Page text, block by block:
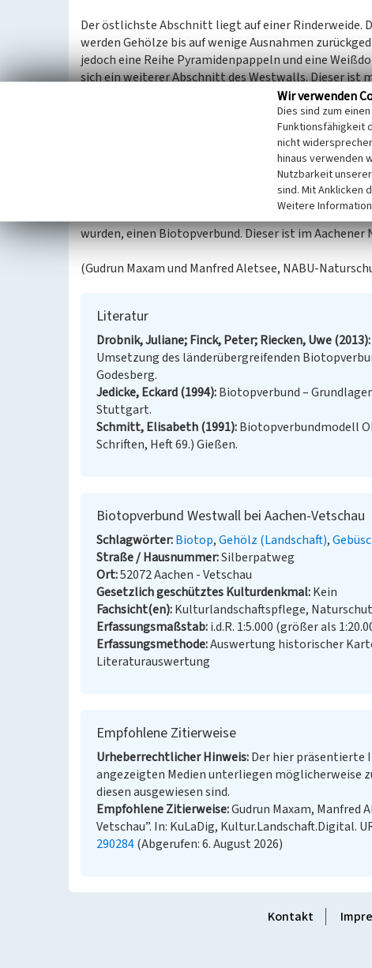
Der östlichste Abschnitt liegt auf einer Rinderweide.
werden Gehölze bis auf wenige Ausnahmen
jedoch eine Reihe Pyramidenpappeln und eine
sich ein weiterer Abschnitt des Westwalls. Dieser ist
Höckerlinie kaum sichtbar ist und von weitem als
zahlreichen Hainbuchen stocken hier auch Fichten,
Zwischen Vetschauer Weg und Autobahn verläuft
in südwestliche Richtung. Dieser rund 550 Meter
wurden, einen Biotopverbund. Dieser ist im Aachener
(Gudrun Maxam und Manfred Aletsee, NABU-
Literatur
Drobnik, Juliane; Finck, Peter; Riecken, Uwe (2013)
Umsetzung des länderübergreifenden
Godesberg.
Jedicke, Eckard (1994) Biotopverbund –
Stuttgart.
Schmitt, Elisabeth (1991) Biotopverbundmodell
Schriften, Heft 69.) Gießen.
Biotopverbund Westwall bei Aachen-Vetschau
Schlagwörter Biotop Gehölz (Landschaft)
Straße / Hausnummer Silberpatweg
Ort 52072 Aachen - Vetschau
Gesetzlich geschütztes Kulturdenkmal Kein
Fachsicht(en) Kulturlandschaftspflege,
Erfassungsmaßstab i.d.R. 1:5.000 (größer als
Erfassungsmethode Auswertung historischer
Literaturauswertung
Empfohlene Zitierweise
Urheberrechtlicher Hinweis Der hier präsentierte
angezeigten Medien unterliegen möglicherweise
diesen ausgewiesen sind.
Empfohlene Zitierweise Gudrun Maxam, Manfred
Vetschau”. In: KuLaDig, Kultur.Landschaft.Digital.
290284(Abgerufen: 6. August 2026)
Kontakt
Wir verwenden
Dies sind zum
Funktionsfähigkeit
nicht
hinaus verwenden
Nutzbarkeit
sind. Mit Anklicken
Weitere